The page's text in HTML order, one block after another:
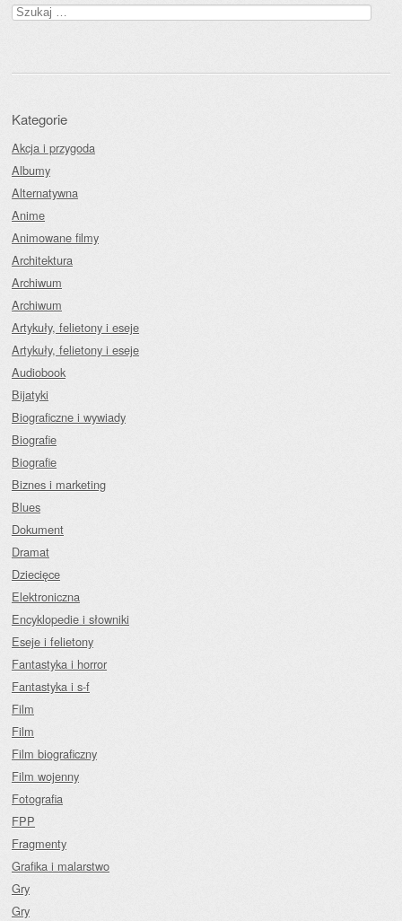
Szukaj:
Kategorie
Akcja i przygoda
Albumy
Alternatywna
Anime
Animowane filmy
Architektura
Archiwum
Archiwum
Artykuły, felietony i eseje
Artykuły, felietony i eseje
Audiobook
Bijatyki
Biograficzne i wywiady
Biografie
Biografie
Biznes i marketing
Blues
Dokument
Dramat
Dziecięce
Elektroniczna
Encyklopedie i słowniki
Eseje i felietony
Fantastyka i horror
Fantastyka i s-f
Film
Film
Film biograficzny
Film wojenny
Fotografia
FPP
Fragmenty
Grafika i malarstwo
Gry
Gry